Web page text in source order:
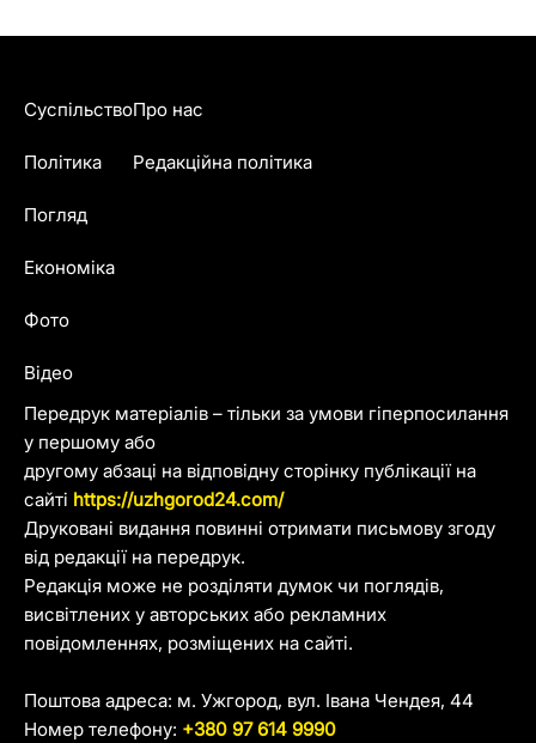
Передрук матеріалів – тільки за умови гіперпосилання
у першому або
другому абзаці на відповідну сторінку публікації на
сайті https://uzhgorod24.com/
Друковані видання повинні отримати письмову згоду
від редакції на передрук.
Редакція може не розділяти думок чи поглядів,
висвітлених у авторських або рекламних
повідомленнях, розміщених на сайті.
Поштова адреса: м. Ужгород, вул. Івана Чендея, 44
Номер телефону: +380 97 614 9990
Суспільство
Політика
Погляд
Економіка
Фото
Відео
Про нас
Редакційна політика